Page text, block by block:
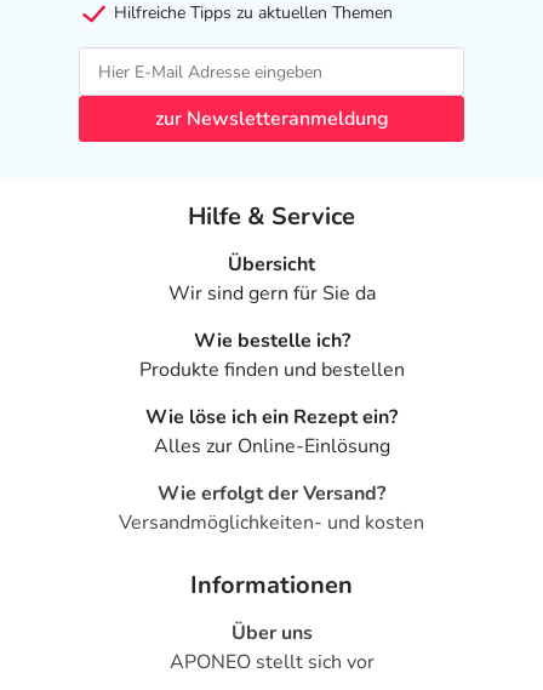
Hilfreiche Tipps zu aktuellen Themen
zur Newsletteranmeldung
Hilfe & Service
Übersicht
Wir sind gern für Sie da
Wie bestelle ich?
Produkte finden und bestellen
Wie löse ich ein Rezept ein?
Alles zur Online-Einlösung
Wie erfolgt der Versand?
Versandmöglichkeiten- und kosten
Informationen
Über uns
APONEO stellt sich vor